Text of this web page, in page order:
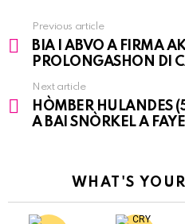
See
more
Previous article
BIA I ABVO A FIRMA
PROLONGASHON DI
Next article
HÒMBER HULANDES
A BAI SNÒRKEL A
WHAT'S